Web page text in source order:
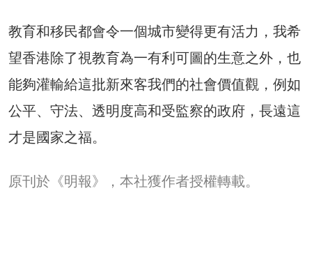
教育和移民都會令一個城市變得更有活力，我希
望香港除了視教育為一有利可圖的生意之外，也
能夠灌輸給這批新來客我們的社會價值觀，例如
公平、守法、透明度高和受監察的政府，長遠這
才是國家之福。
原刊於《明報》，本社獲作者授權轉載。